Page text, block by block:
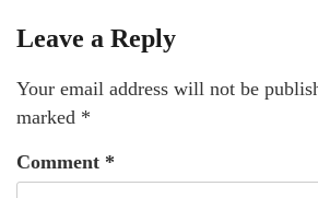
Leave a Reply
Your email address will not be
marked *
Comment *